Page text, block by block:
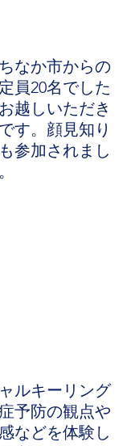
なか市からの
員20名でした
越しいただき
す。顔見知り
参加されまし
ルキーリング
予防の観点や
などを体験し